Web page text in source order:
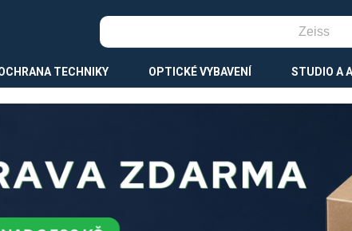
TECHNIKY OPTICKÉ VYBAVENÍ STUDIO A